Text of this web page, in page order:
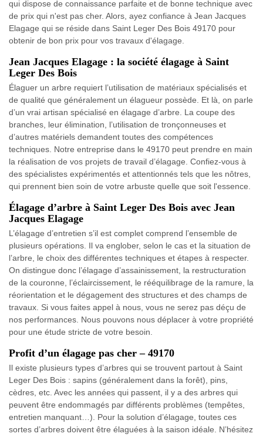
qui dispose de connaissance parfaite et de bonne technique avec
de prix qui n'est pas cher. Alors, ayez confiance à Jean Jacques
Elagage qui se réside dans Saint Leger Des Bois 49170 pour
obtenir de bon prix pour vos travaux d'élagage.
Jean Jacques Elagage : la société élagage à Saint
Leger Des Bois
Élaguer un arbre requiert l’utilisation de matériaux spécialisés et
de qualité que généralement un élagueur possède. Et là, on parle
d’un vrai artisan spécialisé en élagage d’arbre. La coupe des
branches, leur élimination, l’utilisation de tronçonneuses et
d’autres matériels demandent toutes des compétences
techniques. Notre entreprise dans le 49170 peut prendre en main
la réalisation de vos projets de travail d’élagage. Confiez-vous à
des spécialistes expérimentés et attentionnés tels que les nôtres,
qui prennent bien soin de votre arbuste quelle que soit l'essence.
Élagage d’arbre à Saint Leger Des Bois avec Jean
Jacques Elagage
L’élagage d’entretien s’il est complet comprend l’ensemble de
plusieurs opérations. Il va englober, selon le cas et la situation de
l’arbre, le choix des différentes techniques et étapes à respecter.
On distingue donc l’élagage d’assainissement, la restructuration
de la couronne, l’éclaircissement, le rééquilibrage de la ramure, la
réorientation et le dégagement des structures et des champs de
travaux. Si vous faites appel à nous, vous ne serez pas déçu de
nos performances. Nous pouvons nous déplacer à votre propriété
pour une étude stricte de votre besoin.
Profit d’un élagage pas cher – 49170
Il existe plusieurs types d’arbres qui se trouvent partout à Saint
Leger Des Bois : sapins (généralement dans la forêt), pins,
cèdres, etc. Avec les années qui passent, il y a des arbres qui
peuvent être endommagés par différents problèmes (tempêtes,
entretien manquant…). Pour la solution d’élagage, toutes ces
sortes d’arbres doivent être élaguées à la saison idéale. N’hésitez